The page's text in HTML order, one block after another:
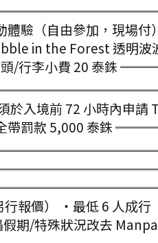
驗（自由參加，現場
in the Forest 透明波
・床頭/行李小費
入境前 72 小時內申請
戴安全帶罰款
率）
報價） ・最低 6 人成
期/特殊狀況改去